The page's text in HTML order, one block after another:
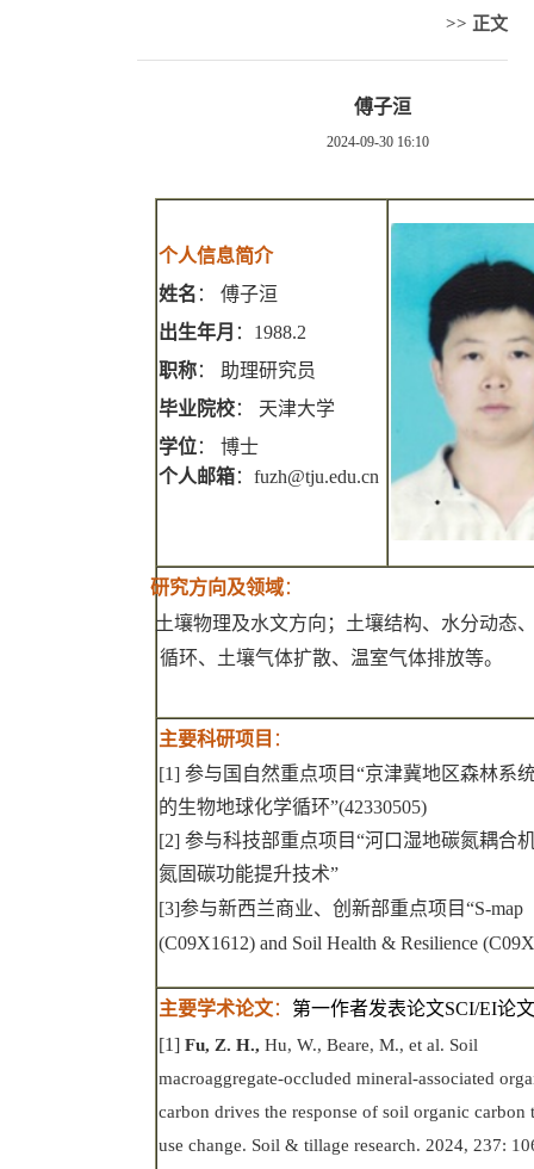
>> 正文
傅子洹
2024-09-30 16:10
个人信息简介
姓名 ：
傅子洹
出生年月 ： 1988.2
职称：
助理研究员
毕业院校：
天津大学
学位：
博士
个人邮箱：fuzh@tju.edu.cn
研究方向及领域：
土壤物理及水文方向；土壤结构、水分动态
循环、土壤气体扩散、温室气体排放等。
主要科研项目 ：
[1]参与国自然重点项目“京津冀地区森林系
的生物地球化学循环”(42330505)
[2]参与科技部重点项目“河口湿地碳氮耦合
氮固碳功能提升技术”
[3]参与新西兰商业、创新部重点项目“S-map
(C09X1612) and Soil Health & Resilience
主要学术论文： 第一作者发表论文SCI/EI论
[1]Fu, Z. H., Hu, W., Beare, M., et al. Soil
macroaggregate-occluded mineral-associated
carbon drives the response of soil organic carbon
use change. Soil & tillage research. 2024, 237: